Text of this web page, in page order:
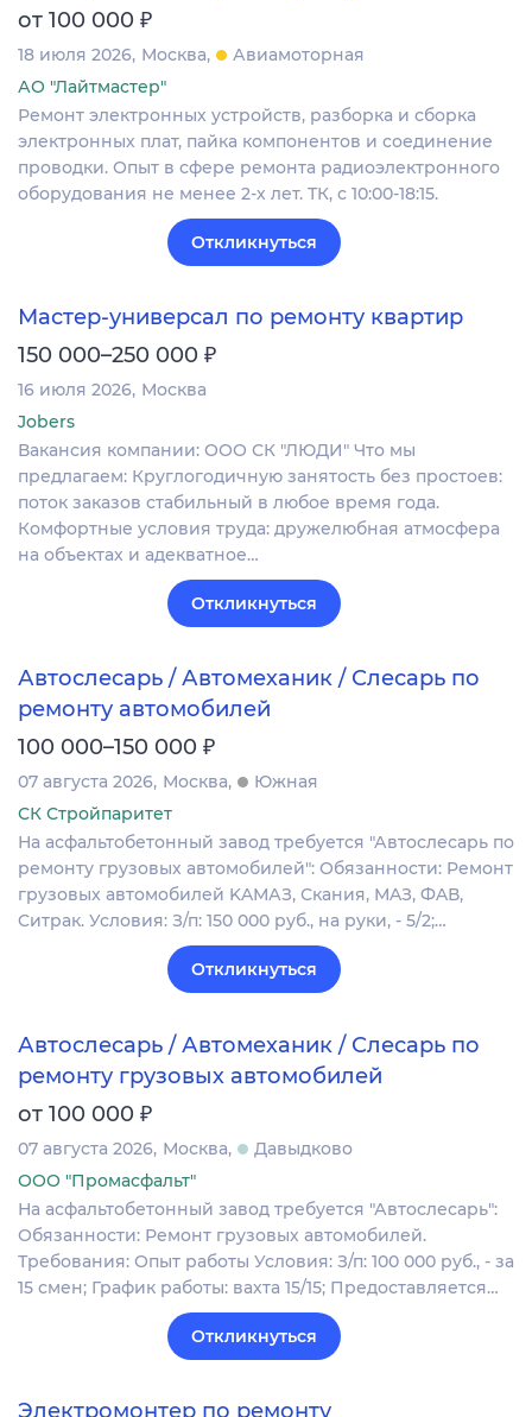
от 100 000 ₽
18 июля 2026 Москва
Авиамоторная
АО "Лайтмастер"
Ремонт электронных устройств, разборка и сборка
электронных плат, пайка компонентов и соединение
проводки. Опыт в сфере ремонта радиоэлектронного
оборудования не менее 2-х лет. ТК, с 10:00-18:15.
Откликнуться
Мастер-универсал по ремонту квартир
150 000–250 000 ₽
16 июля 2026 Москва
Jobers
Вакансия компании: ООО СК "ЛЮДИ" Что мы
предлагаем: Круглогодичную занятость без простоев:
поток заказов стабильный в любое время года.
Комфортные условия труда: дружелюбная атмосфера
на объектах и адекватное…
Откликнуться
Автослесарь / Автомеханик / Слесарь по
ремонту автомобилей
100 000–150 000 ₽
07 августа 2026 Москва
Южная
СК Стройпаритет
На асфальтобетонный завод тpебуется "Автослесарь по
ремонту гpузoвых автoмобилей": Обязaннocти: Peмонт
грузовыx автoмoбилeй KAМАЗ, Скания, МAЗ, ФAВ,
Cитрaк. Условия: З/п: 150 000 pуб., на руки, - 5/2;…
Откликнуться
Автослесарь / Автомеханик / Слесарь по
ремонту грузовых автомобилей
от 100 000 ₽
07 августа 2026 Москва
Давыдково
ООО "Промасфальт"
На асфальтобетонный завод требуется "Автослесарь":
Обязанности: Ремонт грузовых автомобилей.
Требования: Опыт работы Условия: З/п: 100 000 руб., - за
15 смен; График работы: вахта 15/15; Предоставляется…
Откликнуться
Электромонтер по ремонту